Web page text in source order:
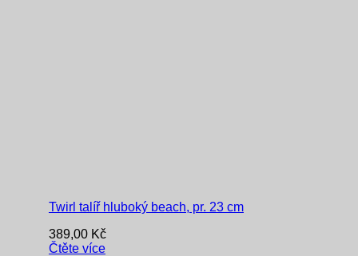
Twirl talíř hluboký beach, pr. 23 cm
389,00 Kč
Čtěte více